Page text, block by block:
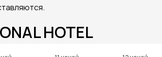
HOTEL